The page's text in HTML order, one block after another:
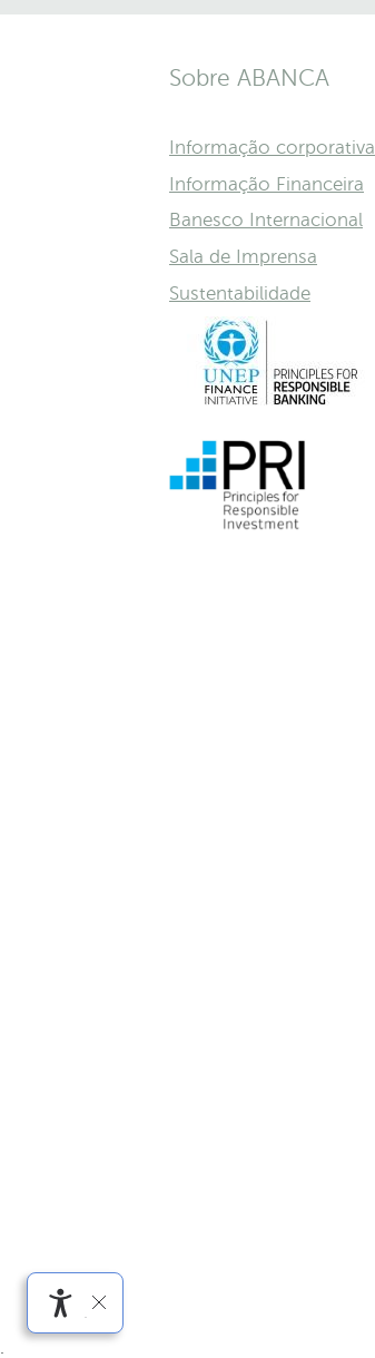
Sobre ABANCA
Informação corporativa
Informação Financeira
Banesco Internacional
Sala de Imprensa
Sustentabilidade
.